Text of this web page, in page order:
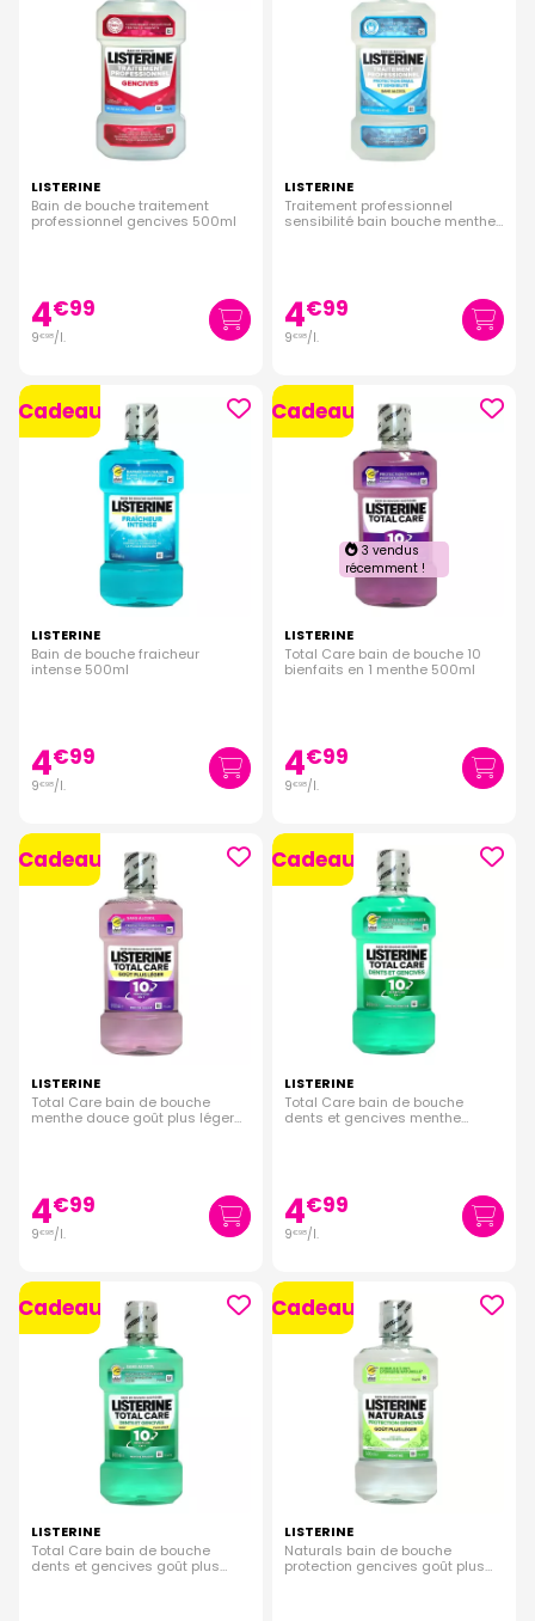
LISTERINE
Bain de bouche traitement
professionnel gencives 500ml
4€99
9€98/l.
LISTERINE
Traitement professionnel
sensibilité bain bouche menthe
4€99
9€98/l.
Cadeau
LISTERINE
Bain de bouche fraicheur
intense 500ml
4€99
9€98/l.
Cadeau
3 vendus
récemment !
LISTERINE
Total Care bain de bouche 10
bienfaits en 1 menthe 500ml
4€99
9€98/l.
Cadeau
LISTERINE
Total Care bain de bouche
menthe douce goût plus léger
4€99
9€98/l.
Cadeau
LISTERINE
Total Care bain de bouche
dents et gencives menthe
4€99
9€98/l.
Cadeau
LISTERINE
Total Care bain de bouche
dents et gencives goût plus
Cadeau
LISTERINE
Naturals bain de bouche
protection gencives goût plus